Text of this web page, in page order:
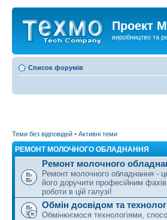
Проект
виробництво та
Список форумів
Теми без відповідей • Активні теми
РЕМОНТ МОЛОЧНОГО ОБЛАДНАННЯ
Ремонт молочного
Ремонт молочного обладнання -
його доручити професійним
роботи в цій галузі!
Обмін досвідом та
Обмінюємося технологіями,